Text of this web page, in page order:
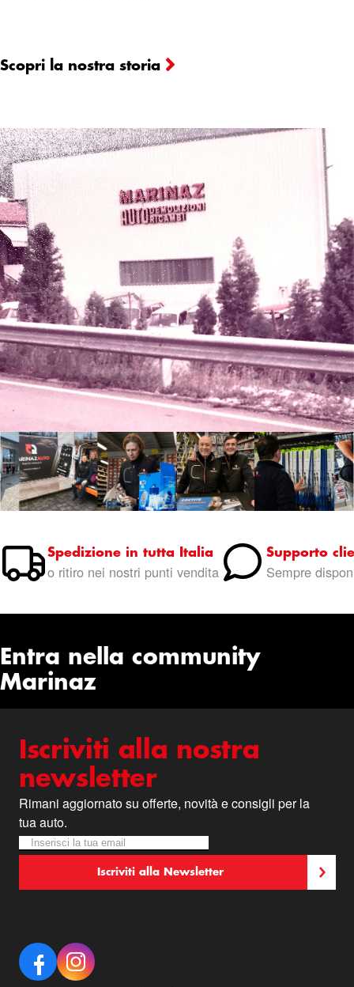
Scopri la nostra storia
Spedizione in tutta Italia
o ritiro nei nostri punti vendita
Supporto
Sempre
Entra nella community
Marinaz
Iscriviti alla nostra
newsletter
Rimani aggiornato su offerte, novità e consigli per la
tua auto.
Newsletter
Iscriviti alla nostra Newsletter:
Iscriviti alla Newsletter